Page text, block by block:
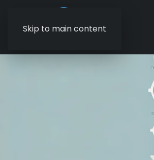
Skip to main content